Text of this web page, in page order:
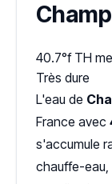
40.7°f TH
Très dure
L'eau de
France avec
s'accumule
chauffe-eau,